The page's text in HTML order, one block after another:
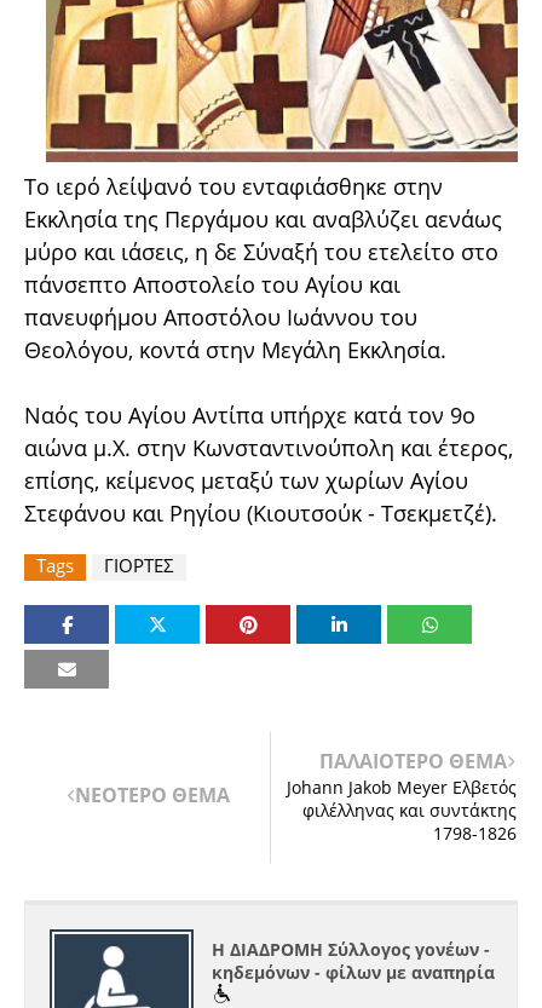
Το ιερό λείψανό του ενταφιάσθηκε στην
Εκκλησία της Περγάμου και αναβλύζει αενάως
μύρο και ιάσεις, η δε Σύναξή του ετελείτο στο
πάνσεπτο Αποστολείο του Αγίου και
πανευφήμου Αποστόλου Ιωάννου του
Θεολόγου, κοντά στην Μεγάλη Εκκλησία.
Ναός του Αγίου Αντίπα υπήρχε κατά τον 9ο
αιώνα μ.Χ. στην Κωνσταντινούπολη και έτερος,
επίσης, κείμενος μεταξύ των χωρίων Αγίου
Στεφάνου και Ρηγίου (Κιουτσούκ - Τσεκμετζέ).
Tags ΓΙΟΡΤΕΣ
ΝΕΟΤΕΡΟ ΘΕΜΑ
ΠΑΛΑΙΟΤΕΡΟ ΘΕΜΑ
Johann Jakob Meyer Ελβετός
φιλέλληνας και συντάκτης
1798-1826
Η ΔΙΑΔΡΟΜΗ Σύλλογος γονέων -
κηδεμόνων - φίλων με αναπηρία